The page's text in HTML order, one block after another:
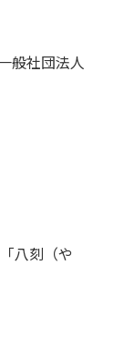
般社団法人
八刻（や